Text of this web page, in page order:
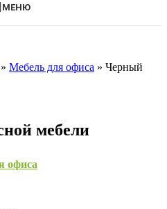
МЕНЮ
» Мебель для офиса » Черный
мебели
офиса